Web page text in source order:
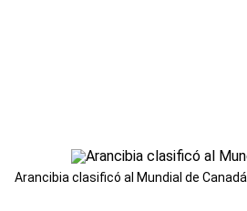
Arancibia clasificó al Mundial de Canadá